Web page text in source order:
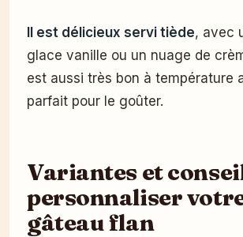
Il est délicieux servi tiède, avec
glace vanille ou un nuage de
est aussi très bon à température
parfait pour le goûter.
Variantes et
personnaliser
gâteau flan